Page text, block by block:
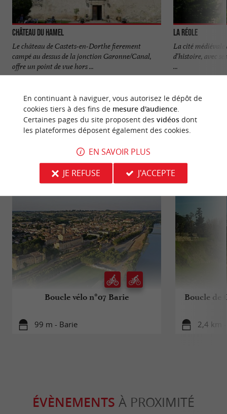
Château du Hamel
Le château de Castets-en-Dorthe fierement
campé au dessus de la jonction Garonne/Canal,
offre un point de vue hors ...
La Réole
La cité médiévale
d’histoire, avec
...
VOUS AIMEREZAUSSI
Boucle vélo n°07 Barie
99 m - Barie
Boucle de
2,4 km
ÉVÈNEMENTS À PROXIMITÉ
En continuant à naviguer, vous autorisez le dépôt de
cookies tiers à des fins de mesure d'audience.
Certaines pages du site proposent des vidéosdont
les plateformes déposent également des cookies.
EN SAVOIR PLUS
JE REFUSE
J'ACCEPTE